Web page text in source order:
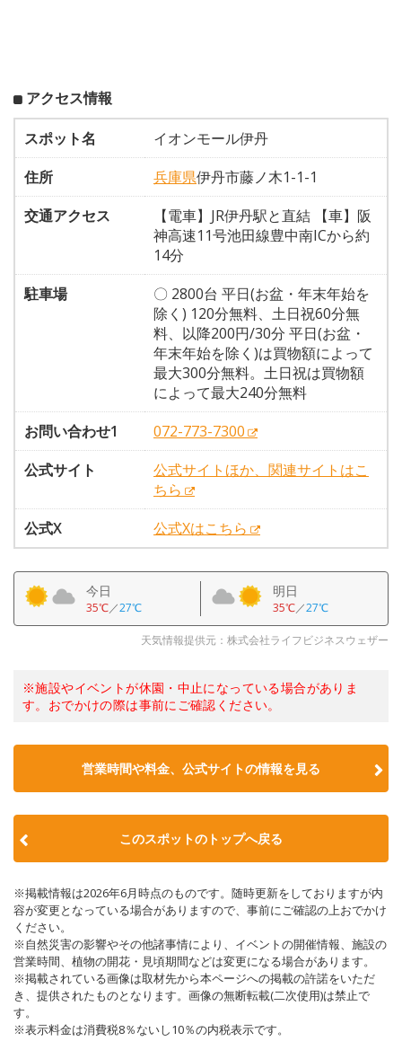
アクセス情報
スポット名
イオンモール伊丹
住所
兵庫県伊丹市藤ノ木1-1-1
交通アクセス
【電車】JR伊丹駅と直結 【車】阪
神高速11号池田線豊中南ICから約
14分
駐車場
〇 2800台 平日(お盆・年末年始を
除く) 120分無料、土日祝60分無
料、以降200円/30分 平日(お盆・
年末年始を除く)は買物額によって
最大300分無料。土日祝は買物額
によって最大240分無料
お問い合わせ1
072-773-7300
公式サイト
公式サイトほか、関連サイトはこ
ちら
公式X
公式Xはこちら
今日
35℃／27℃
明日
35℃／27℃
天気情報提供元：株式会社ライフビジネスウェザー
※施設やイベントが休園・中止になっている場合がありま
す。おでかけの際は事前にご確認ください。
営業時間や料金、公式サイトの情報を見る
このスポットのトップへ戻る
※掲載情報は2026年6月時点のものです。随時更新をしておりますが内
容が変更となっている場合がありますので、事前にご確認の上おでかけ
ください。
※自然災害の影響やその他諸事情により、イベントの開催情報、施設の
営業時間、植物の開花・見頃期間などは変更になる場合があります。
※掲載されている画像は取材先から本ページへの掲載の許諾をいただ
き、提供されたものとなります。画像の無断転載(二次使用)は禁止で
す。
※表示料金は消費税8％ないし10％の内税表示です。